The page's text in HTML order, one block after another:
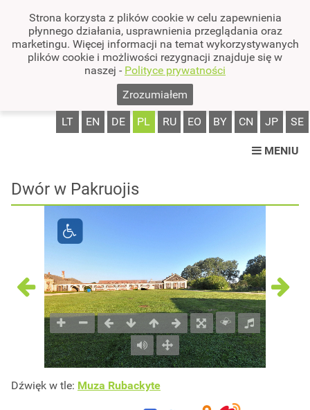
Strona korzysta z plików cookie w celu zapewnienia
płynnego działania, usprawnienia przeglądania oraz
marketingu. Więcej informacji na temat wykorzystywanych
plików cookie i możliwości rezygnacji znajduje się w
naszej - Polityce prywatności
Zrozumiałem
LT EN DE PL RU EO BY CN JP SE
MENIU
Dwór w Pakruojis
Dźwięk w tle: Muza Rubackyte